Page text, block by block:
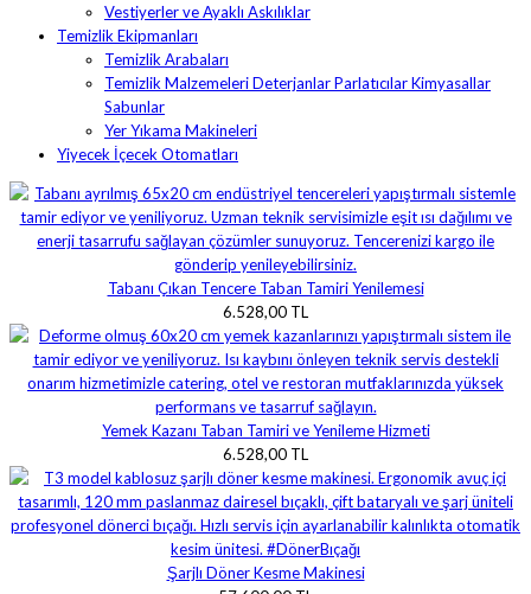
Vestiyerler ve Ayaklı Askılıklar
Temizlik Ekipmanları
Temizlik Arabaları
Temizlik Malzemeleri Deterjanlar Parlatıcılar Kimyasallar
Sabunlar
Yer Yıkama Makineleri
Yiyecek İçecek Otomatları
Tabanı Çıkan Tencere Taban Tamiri Yenilemesi
6.528,00 TL
Yemek Kazanı Taban Tamiri ve Yenileme Hizmeti
6.528,00 TL
Şarjlı Döner Kesme Makinesi